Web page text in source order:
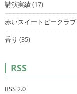
講演実績(17)
赤いスイートピークラブ
香り (35)
RSS
RSS 2.0